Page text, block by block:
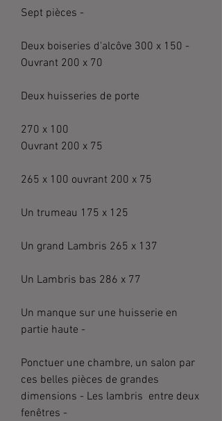
Sept pièces -
Deux boiseries d'alcôve 300 x 150 -
Ouvrant 200 x 70
Deux huisseries de porte
270 x 100
Ouvrant 200 x 75
265 x 100 ouvrant 200 x 75
Un trumeau 175 x 125
Un grand Lambris 265 x 137
Un Lambris bas 286 x 77
Un manque sur une huisserie en
partie haute -
Ponctuer une chambre, un salon par
ces belles pièces de grandes
dimensions - Les lambris entre deux
fenêtres -